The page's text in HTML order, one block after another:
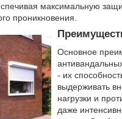
максимальную
проникновения.
Основное
- их
выдерживать
нагрузки и
даже